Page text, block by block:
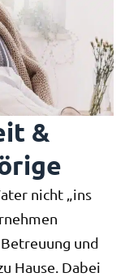
&
nicht „ins
und
Hause. Dabei